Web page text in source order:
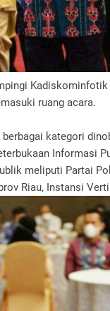
ruang acara.
kategori
Informasi
meliputi Partai
Riau, Instansi